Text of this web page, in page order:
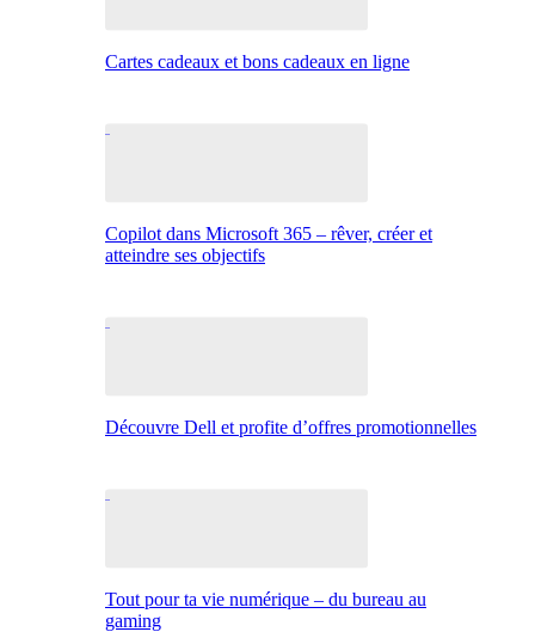
Cartes cadeaux et bons cadeaux en ligne
Copilot dans Microsoft 365 – rêver, créer et
atteindre ses objectifs
Découvre Dell et profite d’offres promotionnelles
Tout pour ta vie numérique – du bureau au
gaming